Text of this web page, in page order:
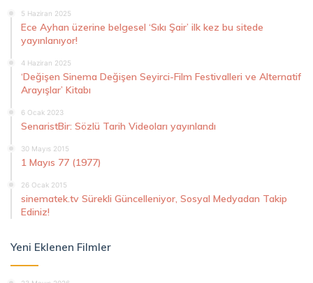
5 Haziran 2025
Ece Ayhan üzerine belgesel ‘Sıkı Şair’ ilk kez bu sitede
yayınlanıyor!
4 Haziran 2025
‘Değişen Sinema Değişen Seyirci-Film Festivalleri ve Alternatif
Arayışlar’ Kitabı
6 Ocak 2023
SenaristBir: Sözlü Tarih Videoları yayınlandı
30 Mayıs 2015
1 Mayıs 77 (1977)
26 Ocak 2015
sinematek.tv Sürekli Güncelleniyor, Sosyal Medyadan Takip
Ediniz!
Yeni Eklenen Filmler